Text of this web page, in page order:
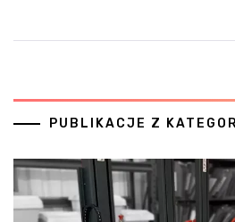
PUBLIKACJE Z